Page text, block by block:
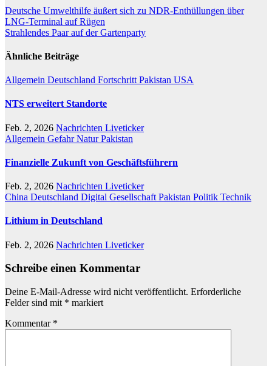
Beitragsnavigation
Deutsche Umwelthilfe äußert sich zu NDR-Enthüllungen über
LNG-Terminal auf Rügen
Strahlendes Paar auf der Gartenparty
Ähnliche Beiträge
Allgemein Deutschland Fortschritt Pakistan USA
NTS erweitert Standorte
Feb. 2, 2026 Nachrichten Liveticker
Allgemein GefahrNaturPakistan
Finanzielle Zukunft von Geschäftsführern
Feb. 2, 2026 Nachrichten Liveticker
China Deutschland Digital Gesellschaft Pakistan Politik Technik
Lithium in Deutschland
Feb. 2, 2026 Nachrichten Liveticker
Schreibe einen Kommentar
Deine E-Mail-Adresse wird nicht veröffentlicht. Erforderliche
Felder sind mit * markiert
Kommentar *